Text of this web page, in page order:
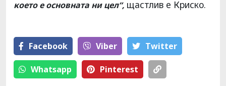
което е основната ни цел“, щастлив е Криско.
Facebook Viber Тwitter
Whatsapp Pinterest